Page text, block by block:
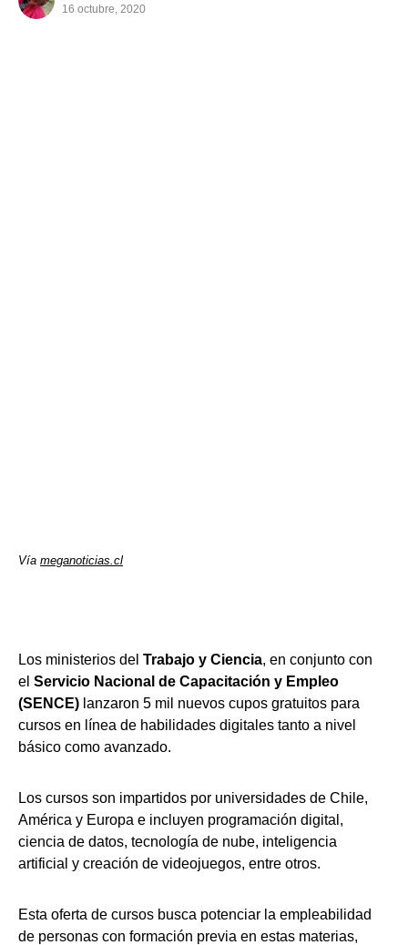
16 octubre, 2020
Vía meganoticias.cl
Los ministerios del Trabajo y Ciencia, en conjunto con
el Servicio Nacional de Capacitación y Empleo
(SENCE) lanzaron 5 mil nuevos cupos gratuitos para
cursos en línea de habilidades digitales tanto a nivel
básico como avanzado.
Los cursos son impartidos por universidades de Chile,
América y Europa e incluyen programación digital,
ciencia de datos, tecnología de nube, inteligencia
artificial y creación de videojuegos, entre otros.
Esta oferta de cursos busca potenciar la empleabilidad
de personas con formación previa en estas materias,